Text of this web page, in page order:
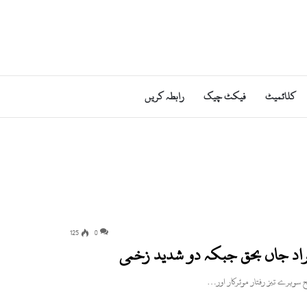
کلائمیٹ فیکٹ چیک رابطہ کریں
0
125
جاں بحق جبکہ دو شدید زخمی
تیز رفتار موٹرکار اور…